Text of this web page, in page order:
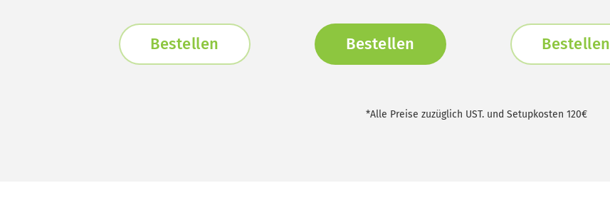
Bestellen Bestellen Bestellen
*Alle Preise zuzüglich UST. und Setupkosten 120€